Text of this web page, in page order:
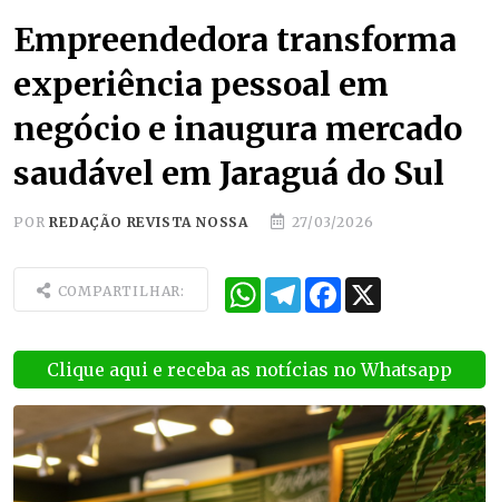
Empreendedora transforma
experiência pessoal em
negócio e inaugura mercado
saudável em Jaraguá do Sul
PORREDAÇÃO REVISTA NOSSA 27/03/2026
COMPARTILHAR: WhatsApp
TelegramFacebook
Clique aqui e receba as notícias no Whatsapp